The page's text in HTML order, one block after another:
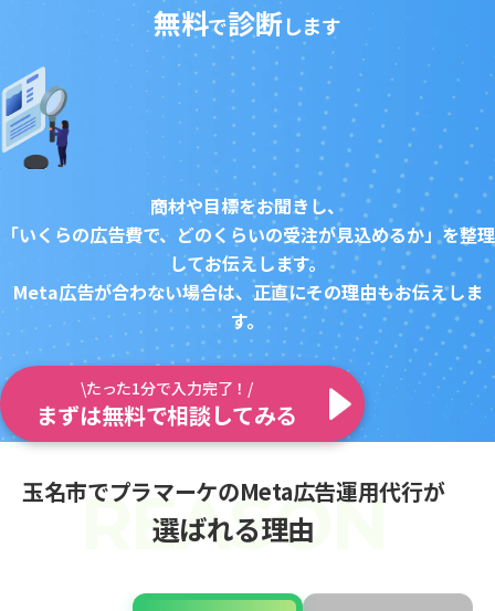
無料で診断します
商材や目標をお聞きし、
「いくらの広告費で、どのくらいの受注が見込めるか」を整理
してお伝えします。
Meta広告が合わない場合は、正直にその理由もお伝えしま
す。
\たった1分で入力完了！/
まずは無料で相談してみる
玉名市でプラマーケのMeta広告運用代行が
選ばれる理由